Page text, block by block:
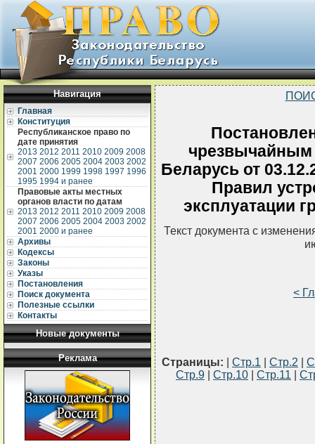
Навигация
Главная
Конституция
Республиканское право по
дате принятия
2013 2012 2011 2010 2009 2008
2007 2006 2005 2004 2003 2002
2001 2000 1999 1998 1997 1996
1995 1994 и ранее
Правовые акты местных
органов власти по датам
2013 2012 2011 2010 2009 2008
2007 2006 2005 2004 2003 2002
2001 2000 и ранее
Архивы
Кодексы
Законы
Указы
Постановления
Поиск документа
Полезные ссылки
Контакты
Новые документы
Реклама
чрезвычайным
Беларусь от
Правил
эксплуатации
Текст документа с
<
Страницы: Стр.1 Стр.2
Стр.9
Стр.10 Стр.11